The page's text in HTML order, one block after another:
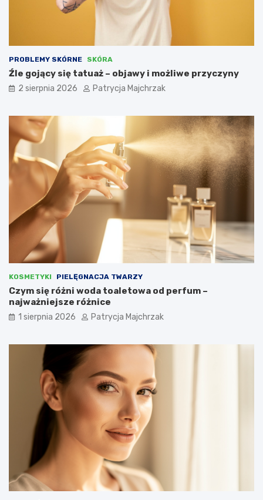
PROBLEMY SKÓRNE SKÓRA
Źle gojący się tatuaż – objawy i możliwe przyczyny
2 sierpnia 2026 Patrycja Majchrzak
KOSMETYKI PIELĘGNACJA TWARZY
Czym się różni woda toaletowa od perfum –
najważniejsze różnice
1 sierpnia 2026 Patrycja Majchrzak